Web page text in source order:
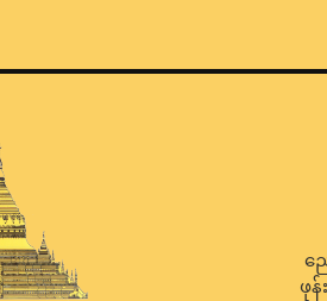
ည
ဖုန်